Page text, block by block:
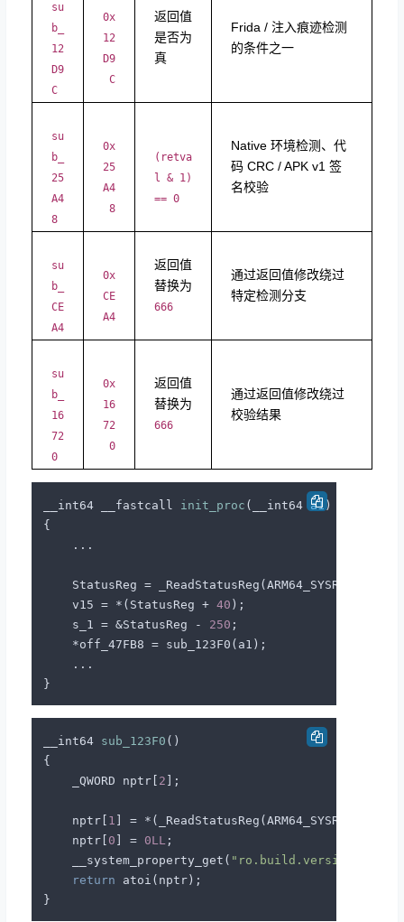
su
b_
12
D9
C
0x
12
D9
C
返回值
是否为
真
Frida / 注入痕迹检测
的条件之一
su
b_
25
A4
8
0x
25
A4
8
(retva
l & 1)
== 0
Native 环境检测、代
码 CRC / APK v1 签
名校验
su
b_
CE
A4
0x
CE
A4
返回值
替换为
666
通过返回值修改绕过
特定检测分支
su
b_
16
72
0
0x
16
72
0
返回值
替换为
666
通过返回值修改绕过
校验结果
__int64 __fastcall init_proc(__int64 a1)
{
    ...
    StatusReg = _ReadStatusReg(ARM64_SYSREG(
    v15 = *(StatusReg +
40);
    s_1 = &StatusReg -
250 ;
    *off_47FB8 = sub_123F0(a1);
    ...
__int64 sub_123F0()
{
    _QWORD nptr[
2];
    nptr[
1 ] = *(_ReadStatusReg(ARM64_SYSREG(
    nptr[
0] = 0LL ;
    __system_property_get(
"ro.build.version.sdk"
return atoi(nptr);